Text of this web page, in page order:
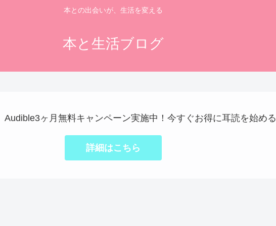
本との出会いが、生活を変える
本と生活ブログ
Audible3ヶ月無料キャンペーン実施中！今すぐお得に耳読を始める
詳細はこちら